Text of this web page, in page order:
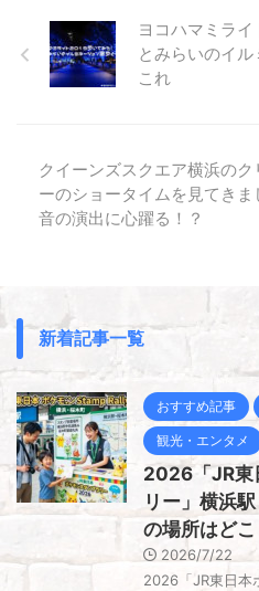
ヨコハマミラ
とみらいのイ
これ
クイーンズスクエア横浜のク
ーのショータイムを見てきま
音の演出に心躍る！？
新着記事一覧
おすすめ記事
観光・エンタメ
2026「JR東
リー」横浜
の場所はどこ
2026/7/22
2026「JR東日本